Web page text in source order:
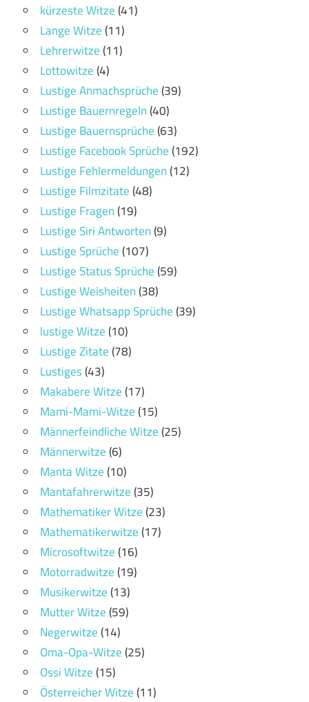
kürzeste Witze(41)
Lange Witze(11)
Lehrerwitze(11)
Lottowitze(4)
Lustige Anmachsprüche(39)
Lustige Bauernregeln(40)
Lustige Bauernsprüche(63)
Lustige Facebook Sprüche(192)
Lustige Fehlermeldungen(12)
Lustige Filmzitate(48)
Lustige Fragen(19)
Lustige Siri Antworten(9)
Lustige Sprüche(107)
Lustige Status Sprüche(59)
Lustige Weisheiten(38)
Lustige Whatsapp Sprüche(39)
lustige Witze(10)
Lustige Zitate(78)
Lustiges(43)
Makabere Witze(17)
Mami-Mami-Witze(15)
Männerfeindliche Witze(25)
Männerwitze(6)
Manta Witze(10)
Mantafahrerwitze(35)
Mathematiker Witze(23)
Mathematikerwitze(17)
Microsoftwitze(16)
Motorradwitze(19)
Musikerwitze(13)
Mutter Witze(59)
Negerwitze(14)
Oma-Opa-Witze(25)
Ossi Witze(15)
Österreicher Witze(11)